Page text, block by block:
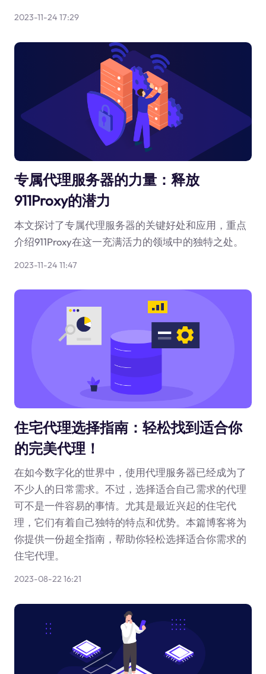
2023-11-24 17:29
专属代理服务器的力量：释放
911Proxy的潜力
本文探讨了专属代理服务器的关键好处和应用，重点
介绍911Proxy在这一充满活力的领域中的独特之处。
2023-11-24 11:47
住宅代理选择指南：轻松找到适合你
的完美代理！
在如今数字化的世界中，使用代理服务器已经成为了
不少人的日常需求。不过，选择适合自己需求的代理
可不是一件容易的事情。尤其是最近兴起的住宅代
理，它们有着自己独特的特点和优势。本篇博客将为
你提供一份超全指南，帮助你轻松选择适合你需求的
住宅代理。
2023-08-22 16:21